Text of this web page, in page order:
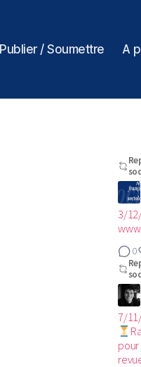
Publier / Soumettre A
3/
0
7/
pour